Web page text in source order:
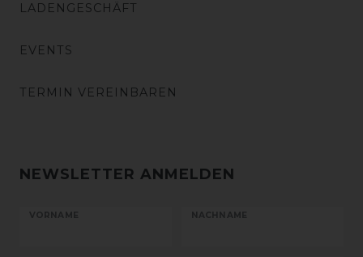
LADENGESCHÄFT
EVENTS
TERMIN VEREINBAREN
NEWSLETTER ANMELDEN
VORNAME NACHNAME